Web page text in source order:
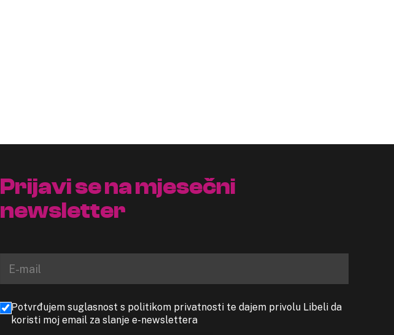
Prijavi se na mjesečni
newsletter
Potvrđujem suglasnost s politikom privatnosti te dajem privolu Libeli da
koristi moj email za slanje e-newslettera